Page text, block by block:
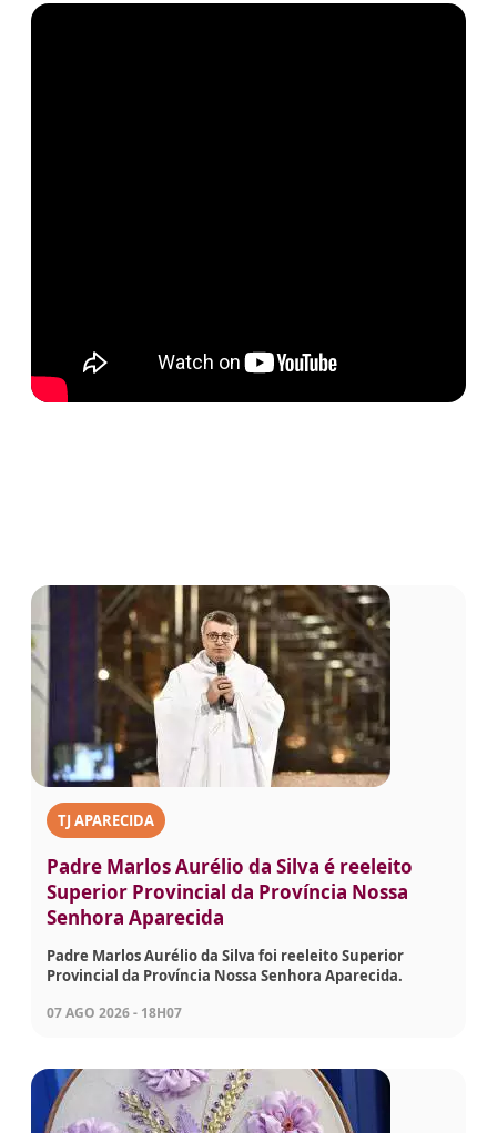
TJ APARECIDA
Padre Marlos Aurélio da Silva é reeleito
Superior Provincial da Província Nossa
Senhora Aparecida
Padre Marlos Aurélio da Silva foi reeleito Superior
Provincial da Província Nossa Senhora Aparecida.
07 AGO 2026 - 18H07